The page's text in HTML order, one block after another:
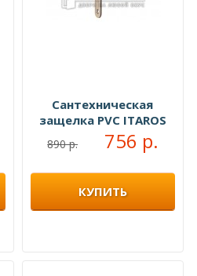
Сантехническая
защелка PVC ITAROS
96х50 старая бронза
АВ
890 р. 756 р.
КУПИТЬ